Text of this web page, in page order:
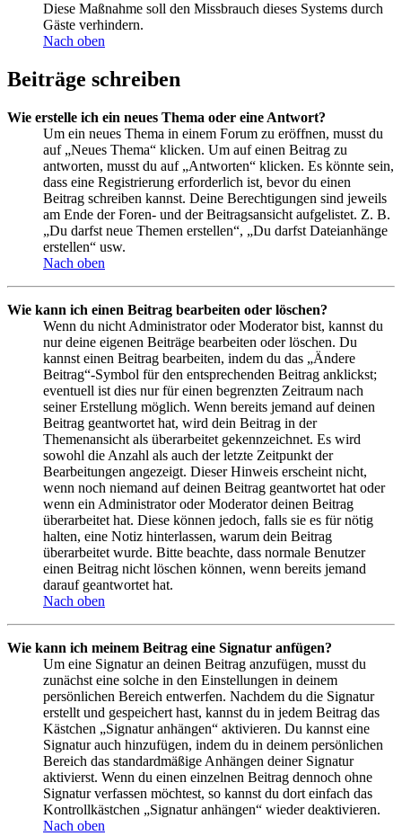
Diese Maßnahme soll den Missbrauch dieses Systems durch
Gäste verhindern.
Nach oben
Beiträge schreiben
Wie erstelle ich ein neues Thema oder eine Antwort?
Um ein neues Thema in einem Forum zu eröffnen, musst du
auf „Neues Thema“ klicken. Um auf einen Beitrag zu
antworten, musst du auf „Antworten“ klicken. Es könnte sein,
dass eine Registrierung erforderlich ist, bevor du einen
Beitrag schreiben kannst. Deine Berechtigungen sind jeweils
am Ende der Foren- und der Beitragsansicht aufgelistet. Z. B.
„Du darfst neue Themen erstellen“, „Du darfst Dateianhänge
erstellen“ usw.
Nach oben
Wie kann ich einen Beitrag bearbeiten oder löschen?
Wenn du nicht Administrator oder Moderator bist, kannst du
nur deine eigenen Beiträge bearbeiten oder löschen. Du
kannst einen Beitrag bearbeiten, indem du das „Ändere
Beitrag“-Symbol für den entsprechenden Beitrag anklickst;
eventuell ist dies nur für einen begrenzten Zeitraum nach
seiner Erstellung möglich. Wenn bereits jemand auf deinen
Beitrag geantwortet hat, wird dein Beitrag in der
Themenansicht als überarbeitet gekennzeichnet. Es wird
sowohl die Anzahl als auch der letzte Zeitpunkt der
Bearbeitungen angezeigt. Dieser Hinweis erscheint nicht,
wenn noch niemand auf deinen Beitrag geantwortet hat oder
wenn ein Administrator oder Moderator deinen Beitrag
überarbeitet hat. Diese können jedoch, falls sie es für nötig
halten, eine Notiz hinterlassen, warum dein Beitrag
überarbeitet wurde. Bitte beachte, dass normale Benutzer
einen Beitrag nicht löschen können, wenn bereits jemand
darauf geantwortet hat.
Nach oben
Wie kann ich meinem Beitrag eine Signatur anfügen?
Um eine Signatur an deinen Beitrag anzufügen, musst du
zunächst eine solche in den Einstellungen in deinem
persönlichen Bereich entwerfen. Nachdem du die Signatur
erstellt und gespeichert hast, kannst du in jedem Beitrag das
Kästchen „Signatur anhängen“ aktivieren. Du kannst eine
Signatur auch hinzufügen, indem du in deinem persönlichen
Bereich das standardmäßige Anhängen deiner Signatur
aktivierst. Wenn du einen einzelnen Beitrag dennoch ohne
Signatur verfassen möchtest, so kannst du dort einfach das
Kontrollkästchen „Signatur anhängen“ wieder deaktivieren.
Nach oben